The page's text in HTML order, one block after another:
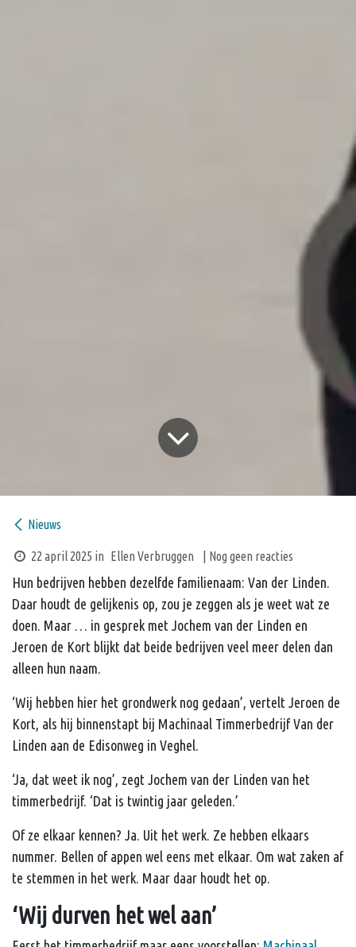
Nieuws
22 april 2025 in Ellen Verbruggen | Nog geen reacties
Hun bedrijven hebben dezelfde familienaam: Van der Linden.
Daar houdt de gelijkenis op, zou je zeggen als je weet wat ze
doen. Maar … in gesprek met Jochem van der Linden en
Jeroen de Kort blijkt dat beide bedrijven veel meer delen dan
alleen hun naam.
‘Wij hebben hier het grondwerk nog gedaan’, vertelt Jeroen de
Kort, als hij binnenstapt bij Machinaal Timmerbedrijf Van der
Linden aan de Edisonweg in Veghel.
‘Ja, dat weet ik nog’, zegt Jochem van der Linden van het
timmerbedrijf. ‘Dat is twintig jaar geleden.’
Of ze elkaar kennen? Ja. Uit het werk. Ze hebben elkaars
nummer. Bellen of appen wel eens met elkaar. Om wat zaken af
te stemmen in het werk. Maar daar houdt het op.
‘Wij durven het wel aan’